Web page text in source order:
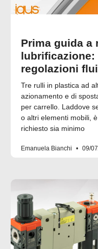
Prima guida a
lubrificazione:
regolazioni
Tre rulli in plastica ad
azionamento e di
per carrello. Laddove
o altri elementi mobili,
richiesto sia minimo
Emanuela Bianchi 09/